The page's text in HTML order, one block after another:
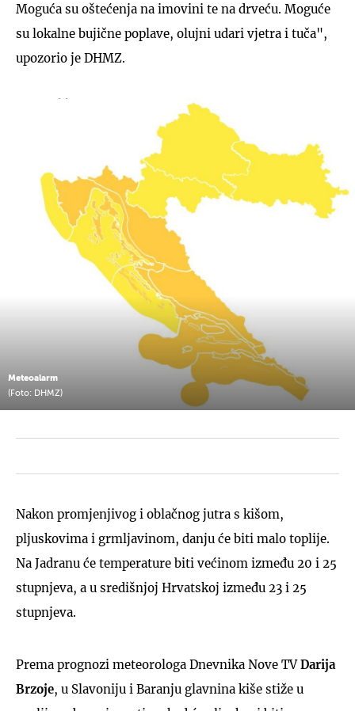
Moguća su oštećenja na imovini te na drveću. Moguće
su lokalne bujične poplave, olujni udari vjetra i tuča",
upozorio je DHMZ.
Meteoalarm
(Foto: DHMZ)
Nakon promjenjivog i oblačnog jutra s kišom,
pljuskovima i grmljavinom, danju će biti malo toplije.
Na Jadranu će temperature biti većinom između 20 i 25
stupnjeva, a u središnjoj Hrvatskoj između 23 i 25
stupnjeva.
Prema prognozi meteorologa Dnevnika Nove TVDarija
Brzoje, u Slavoniju i Baranju glavnina kiše stiže u